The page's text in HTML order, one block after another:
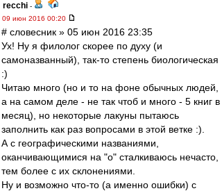
recchi -
09 июн 2016 00:20
# словесник » 05 июн 2016 23:35
Ух! Ну я филолог скорее по духу (и
самоназванный), так-то степень биологическая
:)
Читаю много (но и то на фоне обычных людей,
а на самом деле - не так чтоб и много - 5 книг в
месяц), но некоторые лакуны пытаюсь
заполнить как раз вопросами в этой ветке :).
А с географическими названиями,
оканчивающимися на "о" сталкиваюсь нечасто,
тем более с их склонениями.
Ну и возможно что-то (а именно ошибки) с